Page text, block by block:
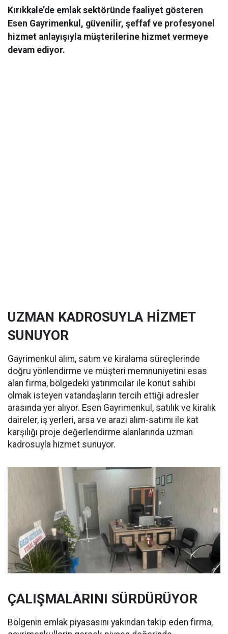
Kırıkkale’de emlak sektöründe faaliyet gösteren
Esen Gayrimenkul, güvenilir, şeffaf ve profesyonel
hizmet anlayışıyla müşterilerine hizmet vermeye
devam ediyor.
UZMAN KADROSUYLA HİZMET
SUNUYOR
Gayrimenkul alım, satım ve kiralama süreçlerinde
doğru yönlendirme ve müşteri memnuniyetini esas
alan firma, bölgedeki yatırımcılar ile konut sahibi
olmak isteyen vatandaşların tercih ettiği adresler
arasında yer alıyor. Esen Gayrimenkul, satılık ve kiralık
daireler, iş yerleri, arsa ve arazi alım-satımı ile kat
karşılığı proje değerlendirme alanlarında uzman
kadrosuyla hizmet sunuyor.
ÇALIŞMALARINI SÜRDÜRÜYOR
Bölgenin emlak piyasasını yakından takip eden firma,